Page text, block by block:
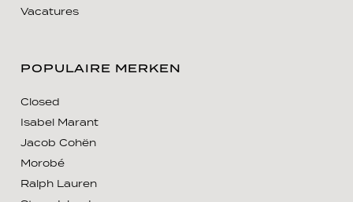
Vacatures
POPULAIRE MERKEN
Closed
Isabel Marant
Jacob Cohën
Morobé
Ralph Lauren